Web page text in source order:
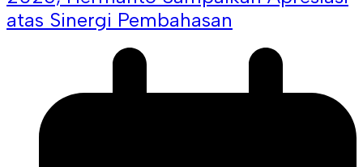
atas Sinergi Pembahasan